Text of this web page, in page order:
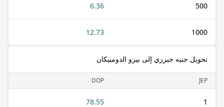
500
6.36
1000
12.73
تحويل جنيه جيرزي إلى بيزو الدومنيكان
JEP
DOP
1
78.55